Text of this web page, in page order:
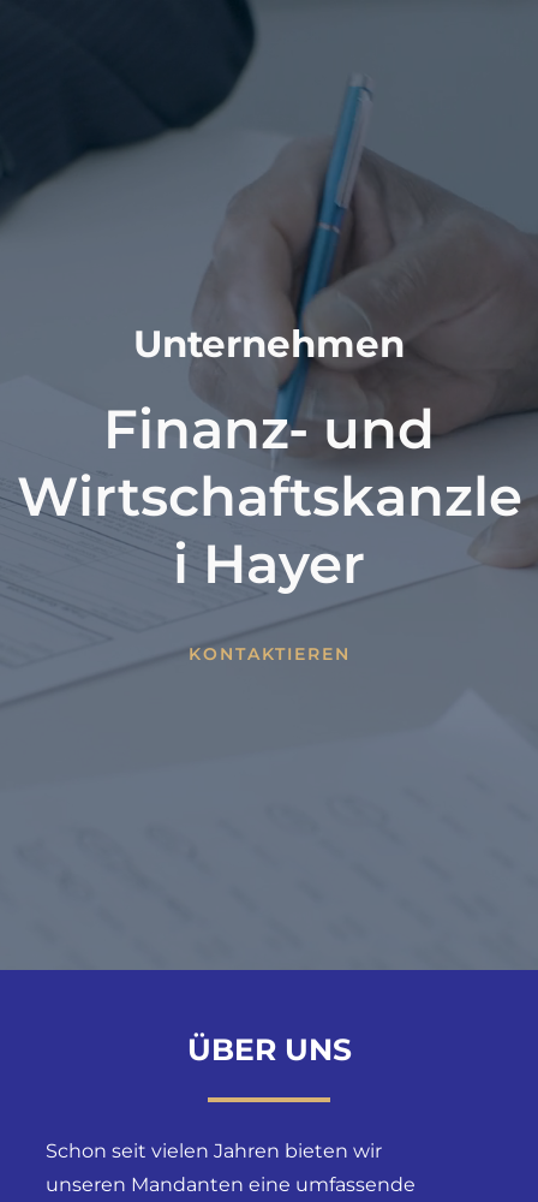
Unternehmen
Finanz- und
Wirtschaftskanzle
i Hayer
KONTAKTIEREN
ÜBER UNS
Schon seit vielen Jahren bieten wir
unseren Mandanten eine umfassende